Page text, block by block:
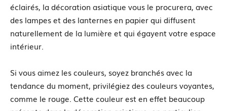
éclairés, la décoration asiatique vous le procurera, avec
des lampes et des lanternes en papier qui diffusent
naturellement de la lumière et qui égayent votre espace
intérieur.
Si vous aimez les couleurs, soyez branchés avec la
tendance du moment, privilégiez des couleurs voyantes,
comme le rouge. Cette couleur est en effet beaucoup